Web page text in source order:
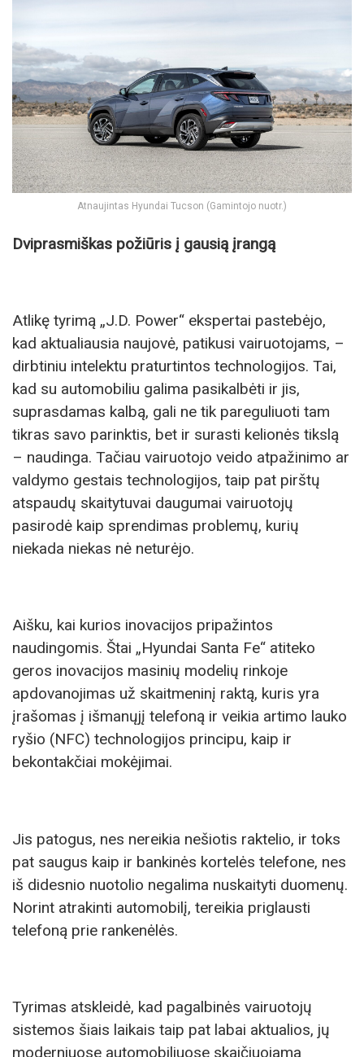
Atnaujintas Hyundai Tucson (Gamintojo nuotr.)
Dviprasmiškas požiūris į gausią įrangą
Atlikę tyrimą „J.D. Power“ ekspertai pastebėjo,
kad aktualiausia naujovė, patikusi vairuotojams, –
dirbtiniu intelektu praturtintos technologijos. Tai,
kad su automobiliu galima pasikalbėti ir jis,
suprasdamas kalbą, gali ne tik pareguliuoti tam
tikras savo parinktis, bet ir surasti kelionės tikslą
– naudinga. Tačiau vairuotojo veido atpažinimo ar
valdymo gestais technologijos, taip pat pirštų
atspaudų skaitytuvai daugumai vairuotojų
pasirodė kaip sprendimas problemų, kurių
niekada niekas nė neturėjo.
Aišku, kai kurios inovacijos pripažintos
naudingomis. Štai „Hyundai Santa Fe“ atiteko
geros inovacijos masinių modelių rinkoje
apdovanojimas už skaitmeninį raktą, kuris yra
įrašomas į išmanųjį telefoną ir veikia artimo lauko
ryšio (NFC) technologijos principu, kaip ir
bekontakčiai mokėjimai.
Jis patogus, nes nereikia nešiotis raktelio, ir toks
pat saugus kaip ir bankinės kortelės telefone, nes
iš didesnio nuotolio negalima nuskaityti duomenų.
Norint atrakinti automobilį, tereikia priglausti
telefoną prie rankenėlės.
Tyrimas atskleidė, kad pagalbinės vairuotojų
sistemos šiais laikais taip pat labai aktualios, jų
moderniuose automobiliuose skaičiuojama